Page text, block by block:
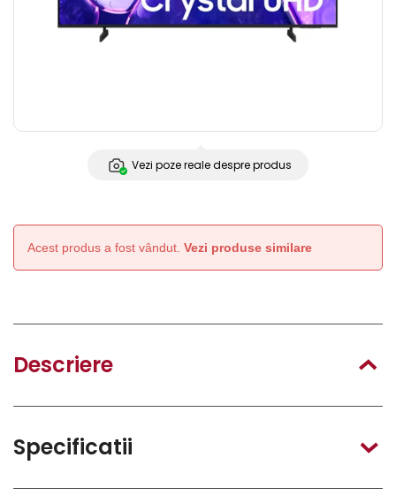
Vezi poze reale despre produs
Acest produs a fost vândut. Vezi produse similare
Descriere
Specificatii